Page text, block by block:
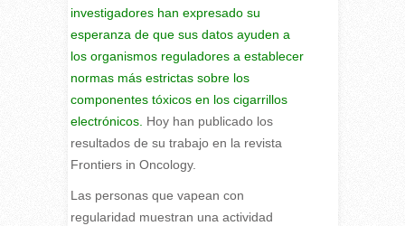
investigadores han expresado su
esperanza de que sus datos ayuden a
los organismos reguladores a establecer
normas más estrictas sobre los
componentes tóxicos en los cigarrillos
electrónicos. Hoy han publicado los
resultados de su trabajo en la revista
Frontiers in Oncology.
Las personas que vapean con
regularidad muestran una actividad